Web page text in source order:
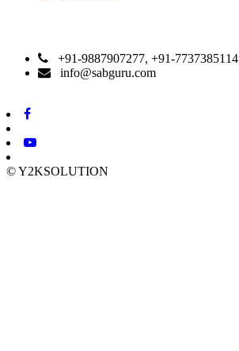
+91-9887907277, +91-7737385114
info@sabguru.com
© Y2KSOLUTION